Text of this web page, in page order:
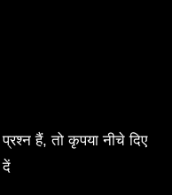
हैं, तो कृपया नीचे दिए
दें